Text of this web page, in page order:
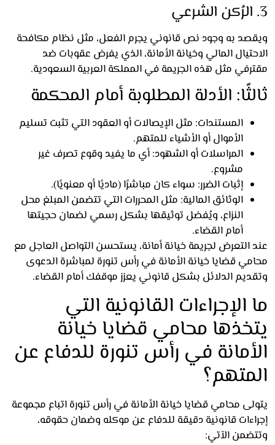
به وجود نص قانوني يجرم الفعل، مثل نظام مكافحة
المالي وخيانة الأمانة، الذي يفرض عقوبات ضد
مثل هذه الجريمة في المملكة العربية السعودية.
الأدلة المطلوبة أمام المحكمة
المستندات: مثل الإيصالات أو العقود التي تثبت تسليم
الأموال أو الأشياء للمتهم.
المراسلات أو الشهود: أي ما يفيد وقوع تصرف غير
مشروع.
إثبات الضرر: سواء كان مباشرًا (ماديًا أو معنويًا).
الوثائق المالية: مثل المحررات التي تتضمن المبلغ محل
النزاع، ويُفضل توثيقها بشكل رسمي لضمان حجيتها
أمام القضاء.
التعرض لجريمة خيانة أمانة، يستحسن التواصل العاجل مع
قضايا خيانة الأمانة في رأس تنورة لمباشرة الدعوى
الدلائل بشكل قانوني يعزز موقفك أمام القضاء.
الإجراءات القانونية التي
محامي قضايا خيانة
في رأس تنورة للدفاع عن
محامي قضايا خيانة الأمانة في رأس تنورة اتباع مجموعة
قانونية دقيقة للدفاع عن موكله وضمان حقوقه،
الآتي: